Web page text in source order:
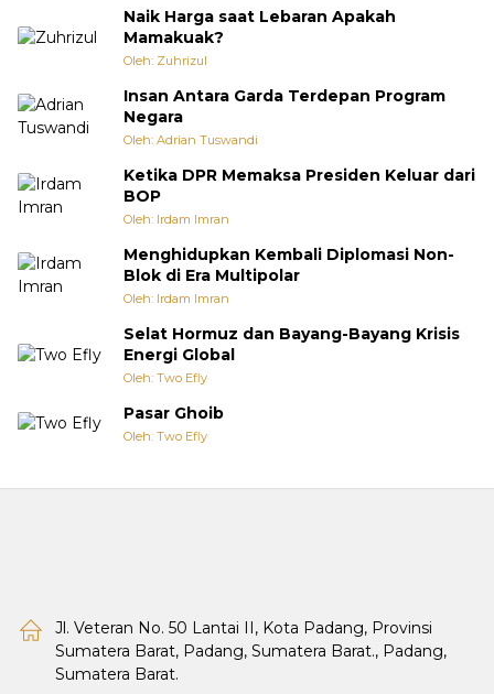
Naik Harga saat Lebaran Apakah
Mamakuak?
Oleh: Zuhrizul
Insan Antara Garda Terdepan Program
Negara
Oleh: Adrian Tuswandi
Ketika DPR Memaksa Presiden Keluar dari
BOP
Oleh: Irdam Imran
Menghidupkan Kembali Diplomasi Non-
Blok di Era Multipolar
Oleh: Irdam Imran
Selat Hormuz dan Bayang-Bayang Krisis
Energi Global
Oleh: Two Efly
Pasar Ghoib
Oleh: Two Efly
Jl. Veteran No. 50 Lantai II, Kota Padang, Provinsi
Sumatera Barat, Padang, Sumatera Barat., Padang,
Sumatera Barat.